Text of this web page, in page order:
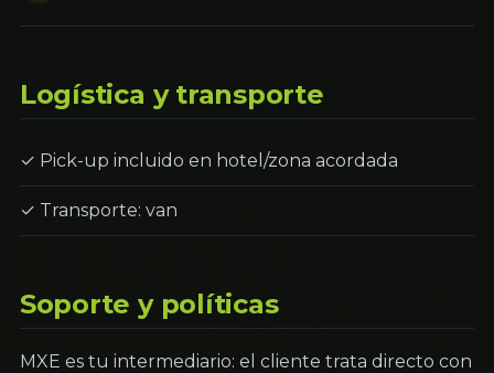
Logística y transporte
✓ Pick-up incluido en hotel/zona acordada
✓ Transporte: van
Soporte y políticas
MXE es tu intermediario: el cliente trata directo con